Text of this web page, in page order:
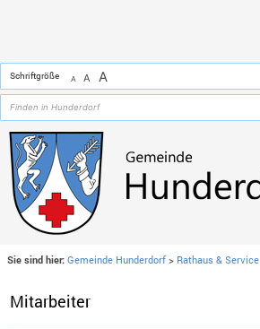
Schriftgröße A A A
Sie sind hier: Gemeinde Hunderdorf > Rathaus & Service
Mitarbeiter